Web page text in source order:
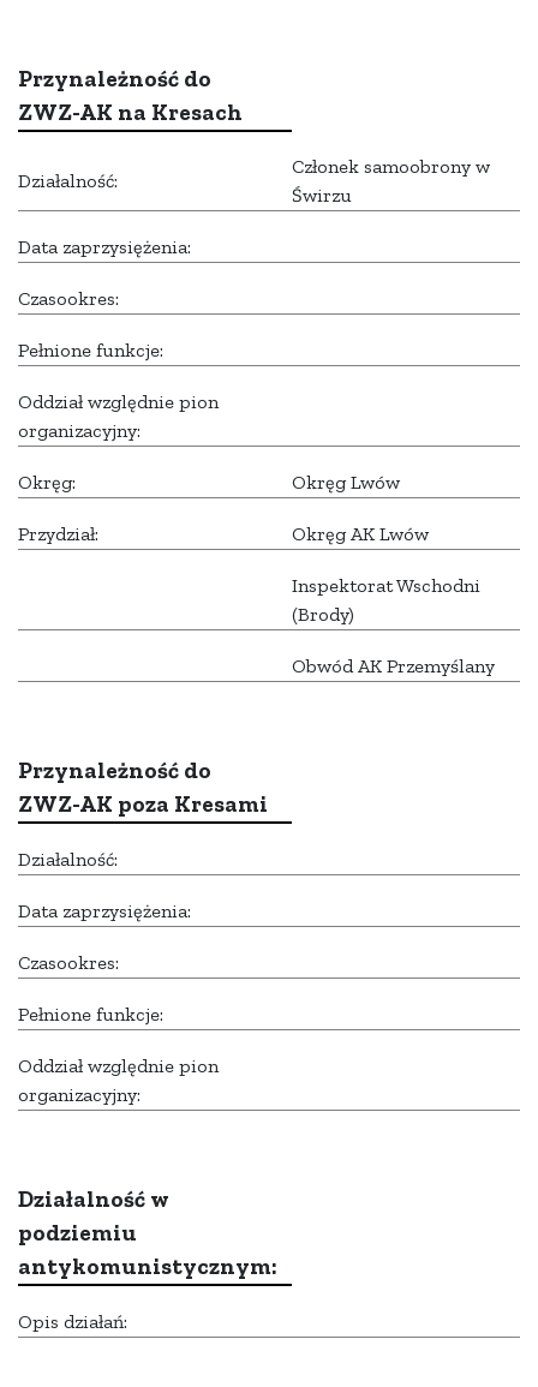
Przynależność do
ZWZ-AK na Kresach
Działalność:
Członek samoobrony w
Świrzu
Data zaprzysiężenia:
Czasookres:
Pełnione funkcje:
Oddział względnie pion
organizacyjny:
Okręg: Okręg Lwów
Przydział: Okręg AK Lwów
Inspektorat Wschodni
(Brody)
Obwód AK Przemyślany
Przynależność do
ZWZ-AK poza Kresami
Działalność:
Data zaprzysiężenia:
Czasookres:
Pełnione funkcje:
Oddział względnie pion
organizacyjny:
Działalność w
podziemiu
antykomunistycznym:
Opis działań: